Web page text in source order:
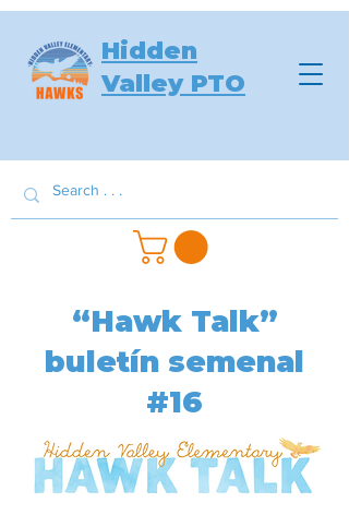
Hidden
Valley PTO
“Hawk Talk”
buletín semenal
#16